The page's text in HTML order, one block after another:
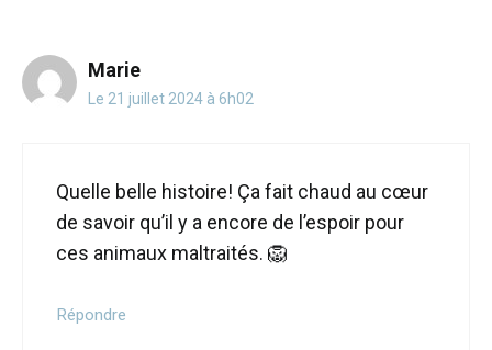
Marie
Le 21 juillet 2024 à 6h02
Quelle belle histoire! Ça fait chaud au cœur
de savoir qu’il y a encore de l’espoir pour
ces animaux maltraités. 🦁
Répondre